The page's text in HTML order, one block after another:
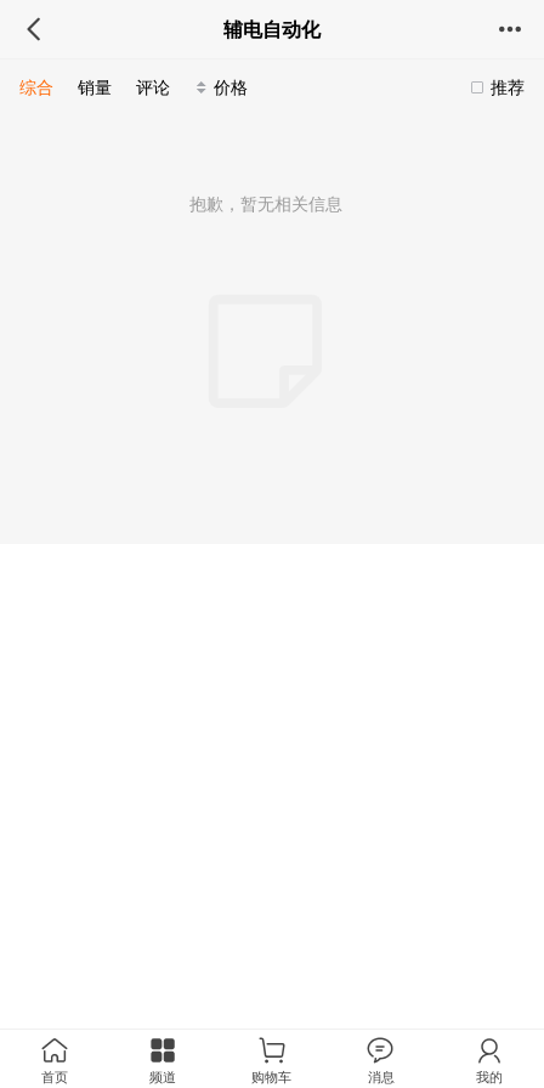
辅电自动化
推荐
综合 销量 评论 价格
抱歉，暂无相关信息
首页 频道 购物车 消息 我的